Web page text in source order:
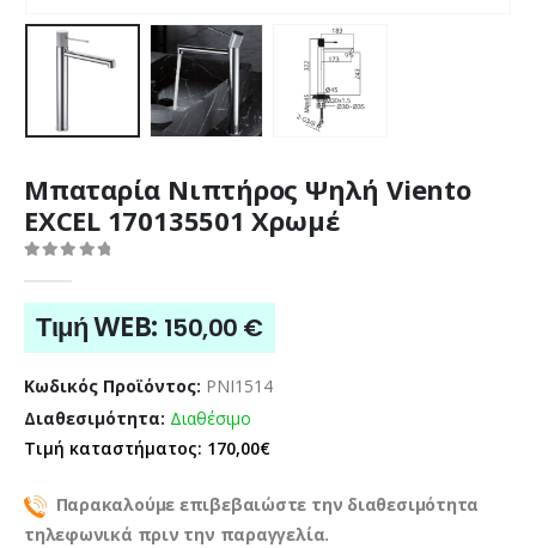
Μπαταρία Νιπτήρος Ψηλή Viento
EXCEL 170135501 Χρωμέ
Τιμή WEB: 150,00 €
Κωδικός Προϊόντος: PNI1514
Διαθεσιμότητα: Διαθέσιμο
Τιμή καταστήματος: 170,00€
Παρακαλούμε επιβεβαιώστε την διαθεσιμότητα
τηλεφωνικά πριν την παραγγελία.